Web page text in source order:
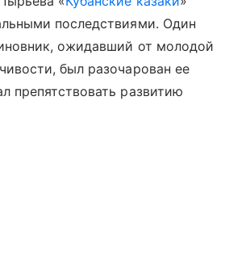
последствиями. Один
ожидавший от молодой
был разочарован ее
препятствовать развитию